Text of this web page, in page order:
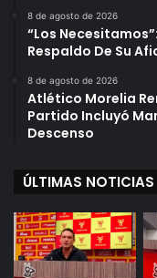
8 de agosto de 2026
“Los
Respaldo De Su
8 de agosto de 2026
Atlético Morelia
Partido Incluyó
Descenso
ÚLTIMAS NOTICIAS